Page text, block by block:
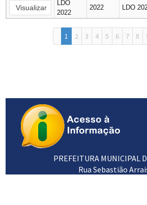
Visualizar
LDO
2022
2022 LDO
1 2 3 4 5 6 7 8
PREFEITURA MUNICIPAL
Rua Sebastião